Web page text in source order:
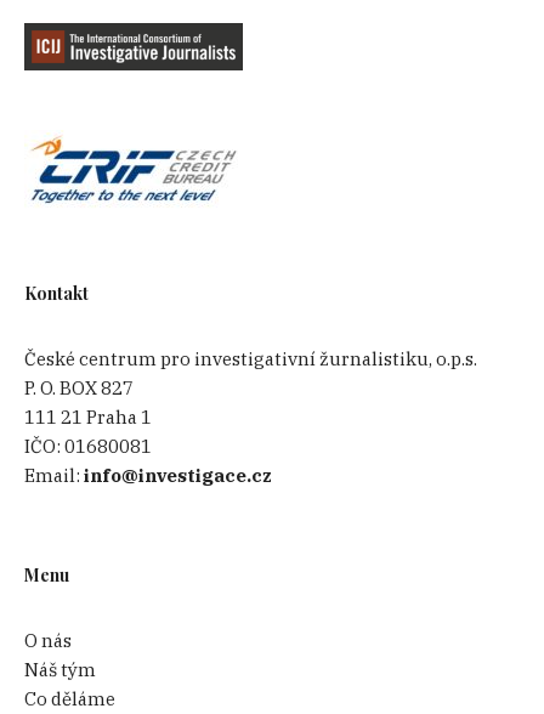
Kontakt
České centrum pro investigativní žurnalistiku, o.p.s.
P. O. BOX 827
111 21 Praha 1
IČO:01680081
Email:info@investigace.cz
Menu
O nás
Náš tým
Co děláme